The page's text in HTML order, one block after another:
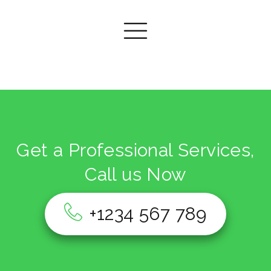
Get a Professional Services,
Call us Now
+1234 567 789